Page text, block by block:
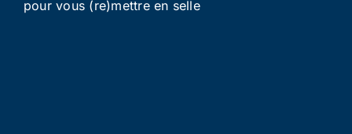
pour vous (re)mettre en selle